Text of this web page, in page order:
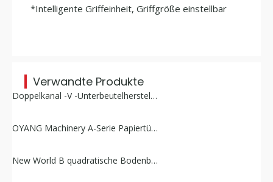
*Intelligente Griffeinheit, Griffgröße einstellbar
Verwandte Produkte
Doppelkanal -V -Unterbeutelherstellung Maschine
OYANG Machinery A-Serie Papiertütenmaschine mit quadratischem Boden und gedrehtem Griff online
New World B quadratische Bodenbeutelmaschine ohne Griff